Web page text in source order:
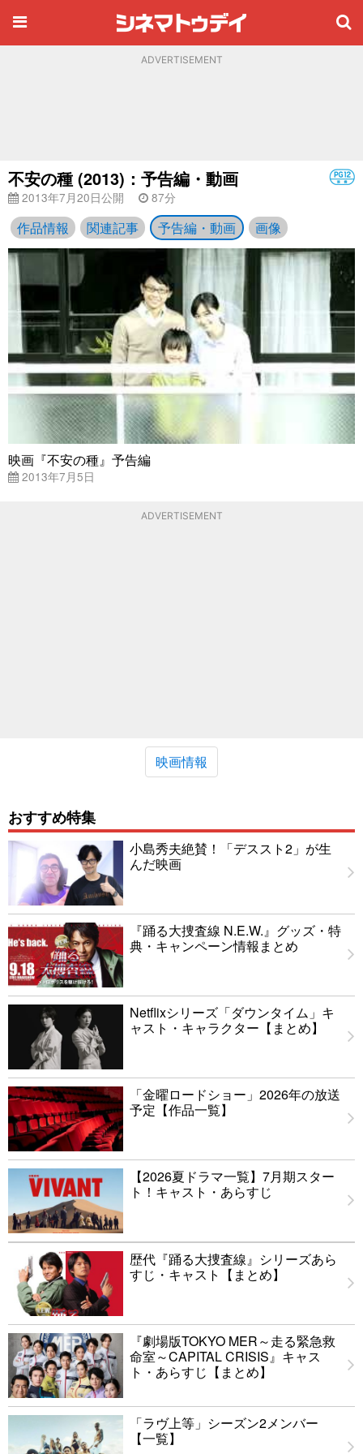
ADVERTISEMENT
不安の種 (2013)：予告編・動画
2013年7月20日公開 87分
作品情報 関連記事 予告編・動画 画像
映画『不安の種』予告編
2013年7月5日
ADVERTISEMENT
映画情報
おすすめ特集
小島秀夫絶賛！「デススト2」が生
んだ映画
『踊る大捜査線 N.E.W.』グッズ・特
典・キャンペーン情報まとめ
Netflixシリーズ「ダウンタイム」キ
ャスト・キャラクター【まとめ】
「金曜ロードショー」2026年の放送
予定【作品一覧】
【2026夏ドラマ一覧】7月期スター
ト！キャスト・あらすじ
歴代『踊る大捜査線』シリーズあら
すじ・キャスト【まとめ】
『劇場版TOKYO MER～走る緊急救
命室～CAPITAL CRISIS』キャス
ト・あらすじ【まとめ】
「ラヴ上等」シーズン2メンバー
【一覧】